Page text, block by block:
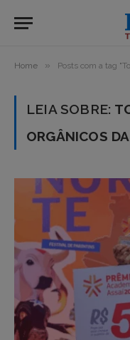
Home » Posts com a tag
LEIA SOBRE:
ORGÂNICOS